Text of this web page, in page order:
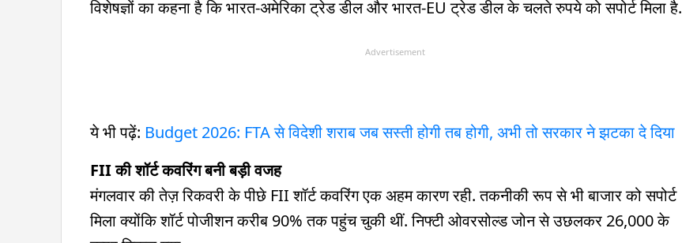
विशेषज्ञों का कहना है कि भारत-अमेरिका ट्रेड डील और भारत-EU ट्रेड डील के चलते रुपये को सपोर्ट मिला है.
Advertisement
ये भी पढ़ें: Budget 2026: FTA से विदेशी शराब जब सस्ती होगी तब होगी, अभी तो सरकार ने झटका दे दिया
FII की शॉर्ट कवरिंग बनी बड़ी वजह
मंगलवार की तेज़ रिकवरी के पीछे FII शॉर्ट कवरिंग एक अहम कारण रही. तकनीकी रूप से भी बाजार को सपोर्ट
मिला क्योंकि शॉर्ट पोजीशन करीब 90% तक पहुंच चुकी थीं. निफ्टी ओवरसोल्ड जोन से उछलकर 26,000 के